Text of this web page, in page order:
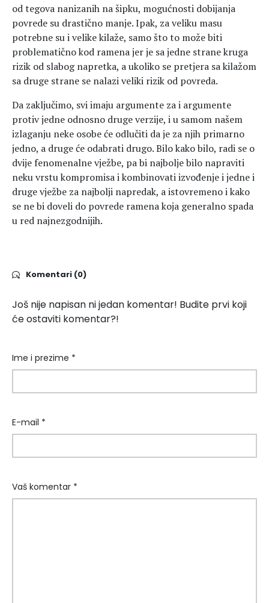
od tegova nanizanih na šipku, mogućnosti dobijanja
povrede su drastično manje. Ipak, za veliku masu
potrebne su i velike kilaže, samo što to može biti
problematično kod ramena jer je sa jedne strane kruga
rizik od slabog napretka, a ukoliko se pretjera sa kilažom
sa druge strane se nalazi veliki rizik od povreda.
Da zaključimo, svi imaju argumente za i argumente
protiv jedne odnosno druge verzije, i u samom našem
izlaganju neke osobe će odlučiti da je za njih primarno
jedno, a druge će odabrati drugo. Bilo kako bilo, radi se o
dvije fenomenalne vježbe, pa bi najbolje bilo napraviti
neku vrstu kompromisa i kombinovati izvođenje i jedne i
druge vježbe za najbolji napredak, a istovremeno i kako
se ne bi doveli do povrede ramena koja generalno spada
u red najnezgodnijih.
Komentari (0)
Još nije napisan ni jedan komentar! Budite prvi koji
će ostaviti komentar?!
Ime i prezime *
E-mail *
Vaš komentar *